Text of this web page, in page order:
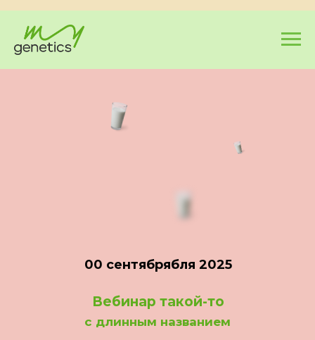
Вебинар такой-то
00 сентябрябля 2025
с длинным названием